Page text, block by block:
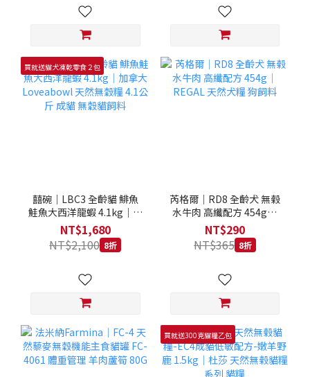
買就送貓犬凍乾零食２包
囍碗｜LBC3 全齡貓 鯡魚
鮭魚大西洋龍蝦 4.1kg｜加
拿大 Loveabowl 天然無穀
糧 4.1公斤 成貓 無穀貓飼
料
NT$1,680
NT$2,100 8折
芮格爾｜RD8 全齡犬 無榖
水牛肉 高纖配方 454g｜
REGAL 天然犬糧 狗飼料
NT$290
NT$365 8折
買就送300克貓糧乙包